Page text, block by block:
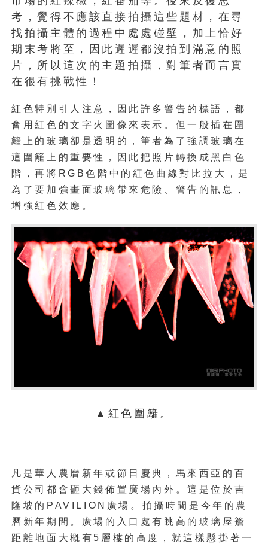
考，覺得不應該直接拍攝這些題材，在尋
找拍攝主體的過程中處處碰壁，加上恰好
期末考將至，因此遲遲都沒拍到滿意的照
片，所以這次的主題拍攝，對筆者而言實
在很有挑戰性！
紅色特別引人注意，因此許多警告的標語，都
會用紅色的文字火圖像來表示。但一般插在圍
籬上的玻璃卻是透明的，筆者為了強調玻璃在
這圍籬上的重要性，因此把照片轉換成黑白色
階，再將RGB色階中的紅色曲線對比拉大，是
為了要加強畫面玻璃帶來危險、警告的訊息，
增強紅色效應。
▲紅色圍籬。
凡是華人農曆新年或節日慶典，馬來西亞的百
貨公司都會砸大錢佈置廣場內外。這是位於吉
隆坡的PAVILION廣場。拍攝時間是今年的農
曆新年期間。廣場的入口處有眺高的玻璃屋簷
距離地面大概有5層樓的高度，就這樣懸掛著一